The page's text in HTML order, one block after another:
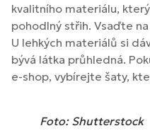
kvalitního materiálu,
pohodlný střih. Vsaďte
U lehkých materiálů si
bývá látka průhledná.
e-shop, vybírejte šaty,
Foto: Shutterstock